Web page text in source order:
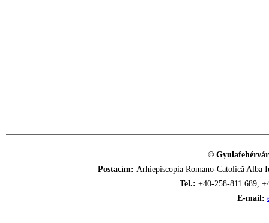
©
Postacím: Arhiepiscopia Romano-Catolică
Tel.: +40-258-811.689,
E-mail: